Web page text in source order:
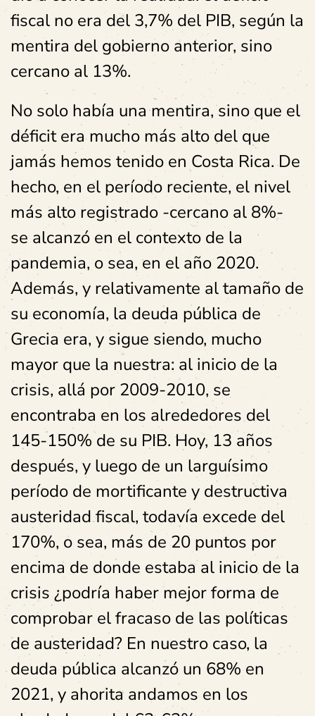
fiscal no era del 3,7% del PIB, según la
mentira del gobierno anterior, sino
cercano al 13%.
No solo había una mentira, sino que el
déficit era mucho más alto del que
jamás hemos tenido en Costa Rica. De
hecho, en el período reciente, el nivel
más alto registrado -cercano al 8%-
se alcanzó en el contexto de la
pandemia, o sea, en el año 2020.
Además, y relativamente al tamaño de
su economía, la deuda pública de
Grecia era, y sigue siendo, mucho
mayor que la nuestra: al inicio de la
crisis, allá por 2009-2010, se
encontraba en los alrededores del
145-150% de su PIB. Hoy, 13 años
después, y luego de un larguísimo
período de mortificante y destructiva
austeridad fiscal, todavía excede del
170%, o sea, más de 20 puntos por
encima de donde estaba al inicio de la
crisis ¿podría haber mejor forma de
comprobar el fracaso de las políticas
de austeridad? En nuestro caso, la
deuda pública alcanzó un 68% en
2021, y ahorita andamos en los